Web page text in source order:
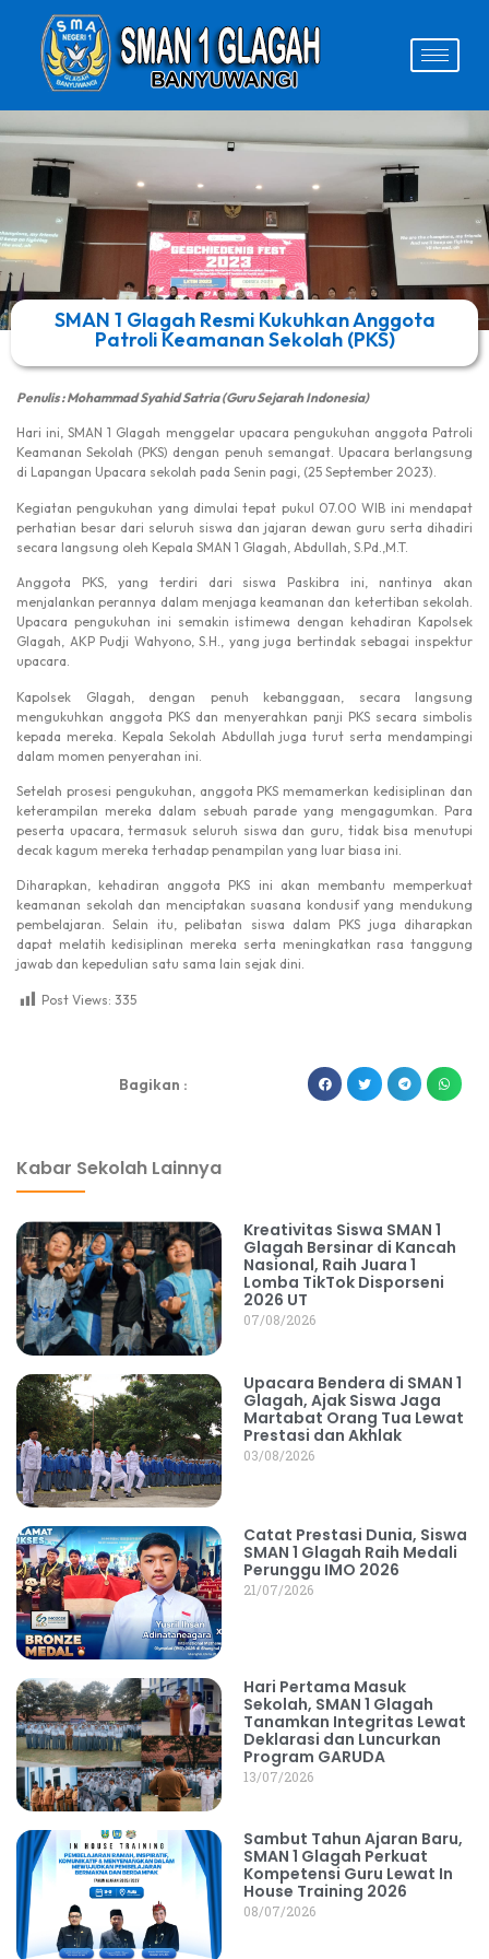
SMAN 1 Glagah Resmi Kukuhkan Anggota
Patroli Keamanan Sekolah (PKS)
Penulis : Mohammad Syahid Satria (Guru Sejarah Indonesia)
Hari ini, SMAN 1 Glagah menggelar upacara pengukuhan anggota Patroli
Keamanan Sekolah (PKS) dengan penuh semangat. Upacara berlangsung
di Lapangan Upacara sekolah pada Senin pagi, (25 September 2023).
Kegiatan pengukuhan yang dimulai tepat pukul 07.00 WIB ini mendapat
perhatian besar dari seluruh siswa dan jajaran dewan guru serta dihadiri
secara langsung oleh Kepala SMAN 1 Glagah, Abdullah, S.Pd.,M.T.
Anggota PKS, yang terdiri dari siswa Paskibra ini, nantinya akan
menjalankan perannya dalam menjaga keamanan dan ketertiban sekolah.
Upacara pengukuhan ini semakin istimewa dengan kehadiran Kapolsek
Glagah, AKP Pudji Wahyono, S.H., yang juga bertindak sebagai inspektur
upacara.
Kapolsek Glagah, dengan penuh kebanggaan, secara langsung
mengukuhkan anggota PKS dan menyerahkan panji PKS secara simbolis
kepada mereka. Kepala Sekolah Abdullah juga turut serta mendampingi
dalam momen penyerahan ini.
Setelah prosesi pengukuhan, anggota PKS memamerkan kedisiplinan dan
keterampilan mereka dalam sebuah parade yang mengagumkan. Para
peserta upacara, termasuk seluruh siswa dan guru, tidak bisa menutupi
decak kagum mereka terhadap penampilan yang luar biasa ini.
Diharapkan, kehadiran anggota PKS ini akan membantu memperkuat
keamanan sekolah dan menciptakan suasana kondusif yang mendukung
pembelajaran. Selain itu, pelibatan siswa dalam PKS juga diharapkan
dapat melatih kedisiplinan mereka serta meningkatkan rasa tanggung
jawab dan kepedulian satu sama lain sejak dini.
Post Views: 335
Bagikan :
Kabar Sekolah Lainnya
Kreativitas Siswa SMAN 1
Glagah Bersinar di Kancah
Nasional, Raih Juara 1
Lomba TikTok Disporseni
2026 UT
07/08/2026
Upacara Bendera di SMAN 1
Glagah, Ajak Siswa Jaga
Martabat Orang Tua Lewat
Prestasi dan Akhlak
03/08/2026
Catat Prestasi Dunia, Siswa
SMAN 1 Glagah Raih Medali
Perunggu IMO 2026
21/07/2026
Hari Pertama Masuk
Sekolah, SMAN 1 Glagah
Tanamkan Integritas Lewat
Deklarasi dan Luncurkan
Program GARUDA
13/07/2026
Sambut Tahun Ajaran Baru,
SMAN 1 Glagah Perkuat
Kompetensi Guru Lewat In
House Training 2026
08/07/2026